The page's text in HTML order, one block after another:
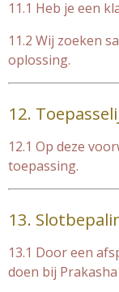
11.1 Heb je een
11.2 Wij zoeken
oplossing.
12.
12.1 Op deze
toepassing.
13.
13.1 Door een
doen bij